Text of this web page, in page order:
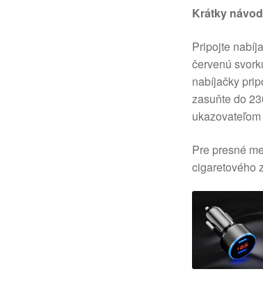
Krátky
Pripojte
červenú
nabíjačky
zasuňte do
Pre presné
cigaretového